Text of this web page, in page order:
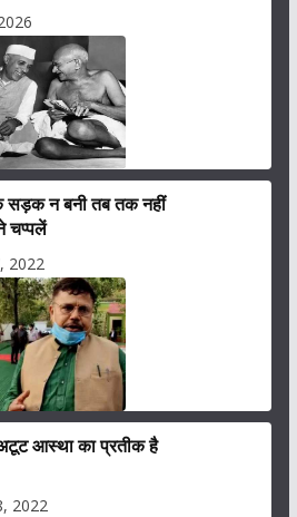
सड़क न बनी तब तक नहीं
चप्पलें
2022
आस्था का प्रतीक है
2022